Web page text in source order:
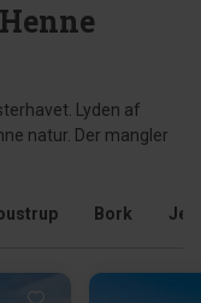
Lyden af
natur. Der mangler
Bork